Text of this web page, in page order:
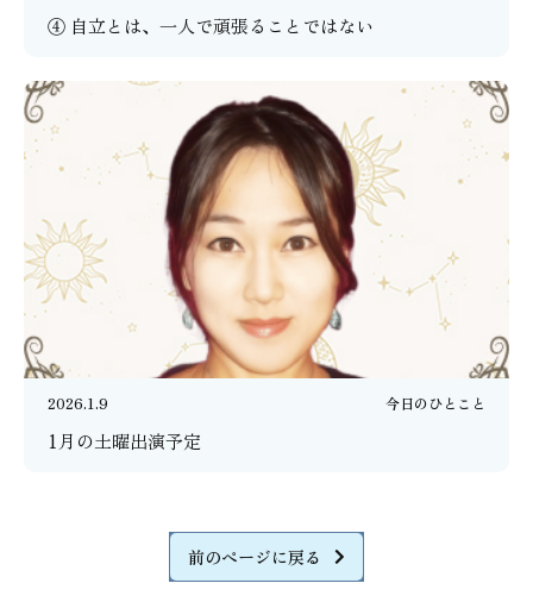
④ 自立とは、一人で頑張ることではない
2026.1.9 今日のひとこと
1月の土曜出演予定
前のページに戻る